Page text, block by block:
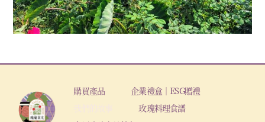
購買產品
企業禮盒｜ESG贈禮
我們的故事
玫瑰料理食譜